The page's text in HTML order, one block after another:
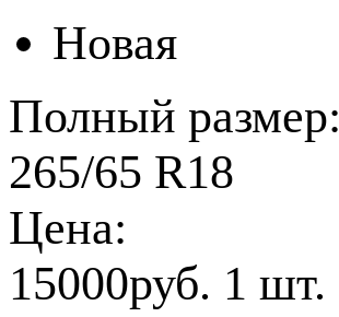
Новая
Полный размер:
265/65 R18
Цена:
15000руб. 1 шт.